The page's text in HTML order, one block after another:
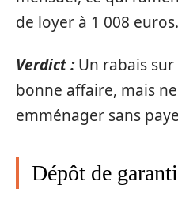
de loyer à 1 008 euros.
Verdict : Un rabais
bonne affaire, mais
emménager sans
Dépôt de